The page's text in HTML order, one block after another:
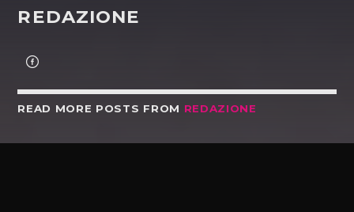
REDAZIONE
READ MORE POSTS FROM REDAZIONE